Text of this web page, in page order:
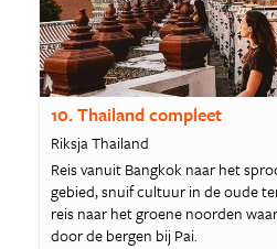
10. Thailand compleet
Riksja Thailand
Reis vanuit Bangkok naar het
gebied, snuif cultuur in de oude
reis naar het groene noorden
door de bergen bij Pai.